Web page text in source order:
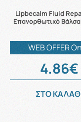
Lipbecalm Fluid
Επανορθωτικό
WEB OFFER
4.86€
ΣΤΟ